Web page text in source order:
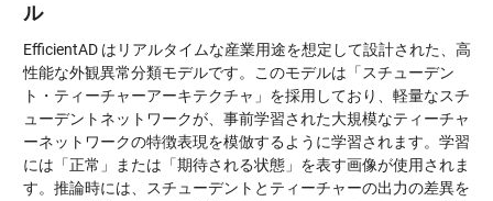
ル
EfficientAD はリアルタイムな産業用途を想定して設計された、高
性能な外観異常分類モデルです。このモデルは「スチューデン
ト・ティーチャーアーキテクチャ」を採用しており、軽量なスチ
ューデントネットワークが、事前学習された大規模なティーチャ
ーネットワークの特徴表現を模倣するように学習されます。学習
には「正常」または「期待される状態」を表す画像が使用されま
す。推論時には、スチューデントとティーチャーの出力の差異を